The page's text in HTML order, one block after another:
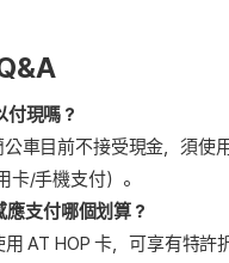
付現嗎？
車目前不接受現金，須使
卡/手機支付）。
支付哪個划算？
AT HOP 卡，可享有特許